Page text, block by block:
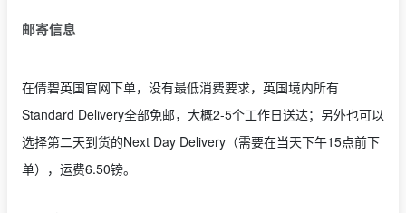
邮寄信息
在倩碧英国官网下单，没有最低消费要求，英国境内所有
Standard Delivery全部免邮，大概2-5个工作日送达；另外也可以
选择第二天到货的Next Day Delivery（需要在当天下午15点前下
单），运费6.50镑。